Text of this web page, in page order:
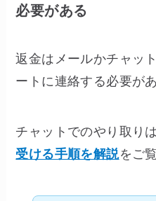
必要がある
返金はメールかチャッ
ートに連絡する必要が
チャットでのやり取りは
受ける手順を解説をご